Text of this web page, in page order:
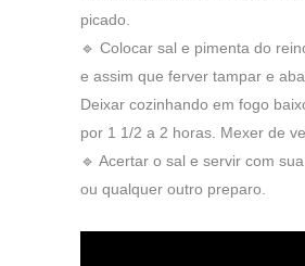
picado.
🔹 Colocar sal e pimenta do
e assim que ferver tampar e
Deixar cozinhando em fogo
por 1 1/2 a 2 horas. Mexer de
🔹 Acertar o sal e servir com
ou qualquer outro preparo.